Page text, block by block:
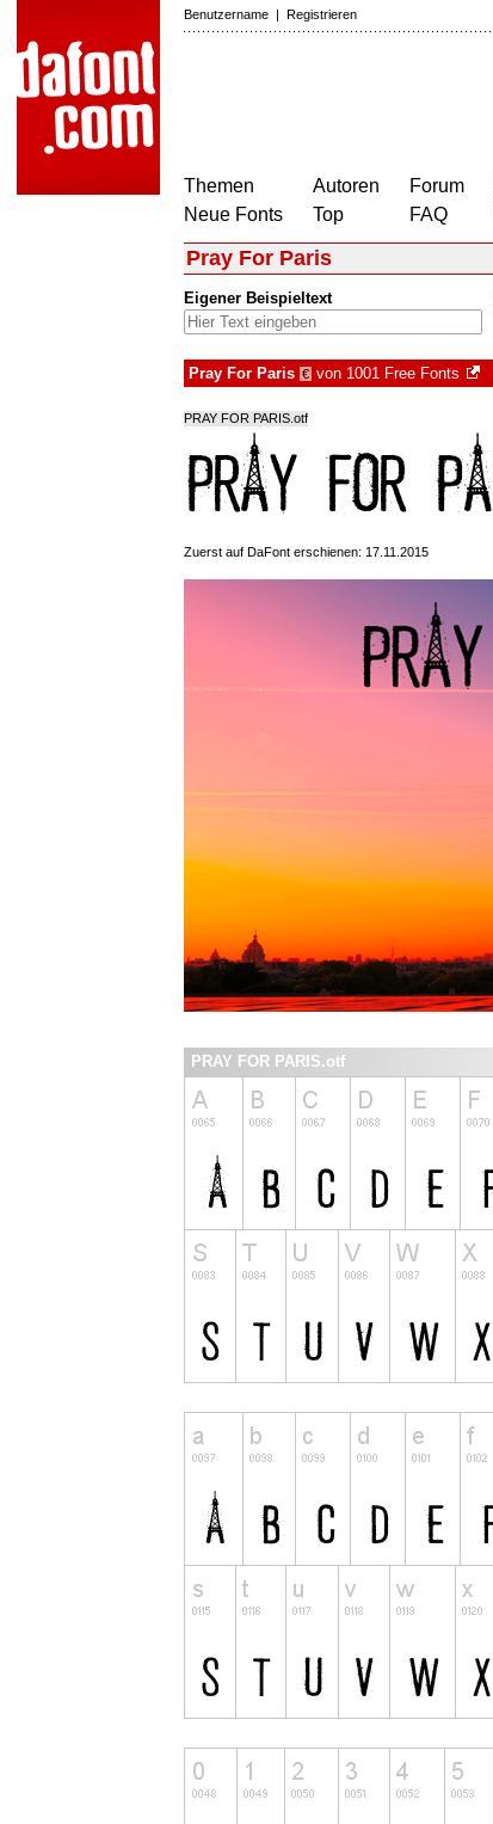
Benutzername | Registrieren
Themen
Neue Fonts
Autoren
Top
Forum
FAQ
Pray For Paris
Eigener Beispieltext
Pray For Paris € von 1001 Free Fonts
PRAY FOR PARIS.otf
Zuerst auf DaFont erschienen: 17.11.2015
PRAY FOR PARIS.otf